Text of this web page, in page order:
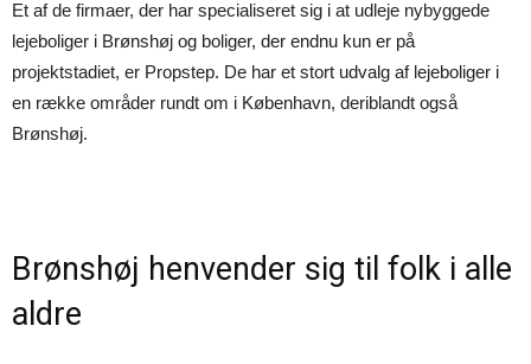
Et af de firmaer, der har specialiseret sig i at udleje nybyggede
lejeboliger i Brønshøj og boliger, der endnu kun er på
projektstadiet, er Propstep. De har et stort udvalg af lejeboliger i
en række områder rundt om i København, deriblandt også
Brønshøj.
Brønshøj henvender sig til folk i alle
aldre